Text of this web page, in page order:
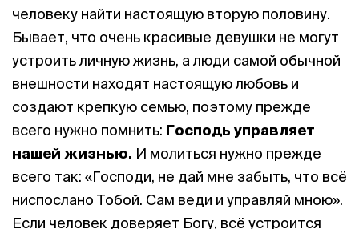
человеку найти настоящую вторую половину.
Бывает, что очень красивые девушки не могут
устроить личную жизнь, а люди самой обычной
внешности находят настоящую любовь и
создают крепкую семью, поэтому прежде
всего нужно помнить: Господь управляет
нашей жизнью. И молиться нужно прежде
всего так: «Господи, не дай мне забыть, что всё
ниспослано Тобой. Сам веди и управляй мною».
Если человек доверяет Богу, всё устроится